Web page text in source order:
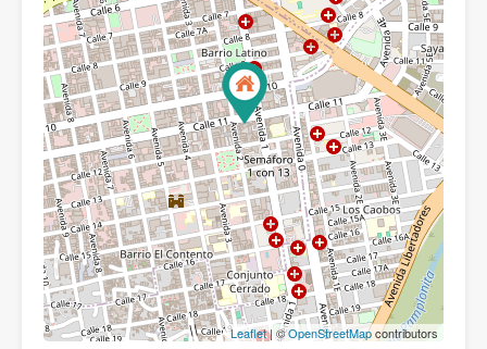
Leaflet| ©OpenStreetMapcontributors